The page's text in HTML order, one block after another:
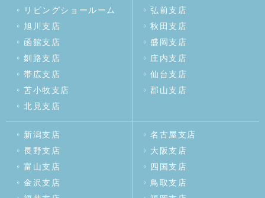
リビングショールーム
旭川支店
函館支店
釧路支店
帯広支店
苫小牧支店
北見支店
弘前支店
秋田支店
盛岡支店
庄内支店
仙台支店
郡山支店
新潟支店
長野支店
富山支店
金沢支店
名古屋支店
大阪支店
四国支店
鳥取支店